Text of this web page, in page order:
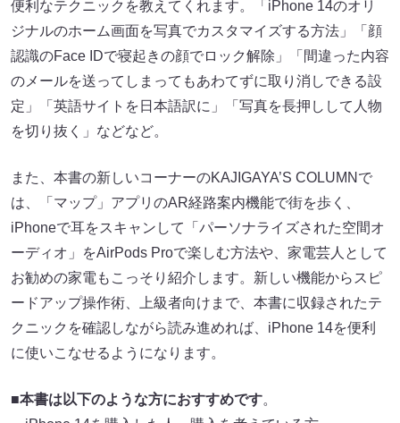
便利なテクニックを教えてくれます。「iPhone 14のオリ
ジナルのホーム画面を写真でカスタマイズする方法」「顔
認識のFace IDで寝起きの顔でロック解除」「間違った内容
のメールを送ってしまってもあわてずに取り消しできる設
定」「英語サイトを日本語訳に」「写真を長押しして人物
を切り抜く」などなど。
また、本書の新しいコーナーのKAJIGAYA’S COLUMNで
は、「マップ」アプリのAR経路案内機能で街を歩く、
iPhoneで耳をスキャンして「パーソナライズされた空間オ
ーディオ」をAirPods Proで楽しむ方法や、家電芸人として
お勧めの家電もこっそり紹介します。新しい機能からスピ
ードアップ操作術、上級者向けまで、本書に収録されたテ
クニックを確認しながら読み進めれば、iPhone 14を便利
に使いこなせるようになります。
■本書は以下のような方におすすめです。